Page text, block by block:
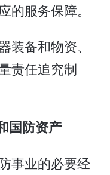
的服务保障。
装备和物资、
责任追究制
国防资产
事业的必要经